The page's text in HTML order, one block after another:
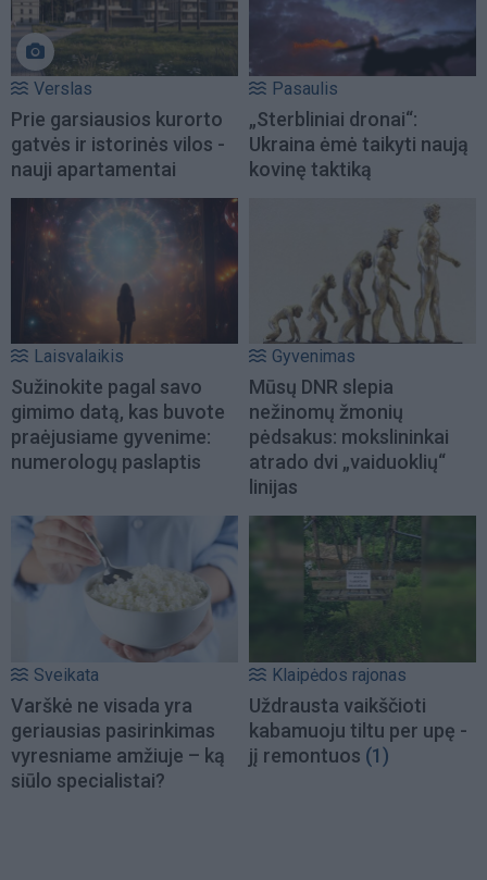
Verslas
Prie garsiausios kurorto
gatvės ir istorinės vilos -
nauji apartamentai
Pasaulis
„Sterbliniai dronai“:
Ukraina ėmė taikyti naują
kovinę taktiką
Laisvalaikis
Sužinokite pagal savo
gimimo datą, kas buvote
praėjusiame gyvenime:
numerologų paslaptis
Gyvenimas
Mūsų DNR slepia
nežinomų žmonių
pėdsakus: mokslininkai
atrado dvi „vaiduoklių“
linijas
Sveikata
Varškė ne visada yra
geriausias pasirinkimas
vyresniame amžiuje – ką
siūlo specialistai?
Klaipėdos rajonas
Uždrausta vaikščioti
kabamuoju tiltu per upę -
jį remontuos (1)